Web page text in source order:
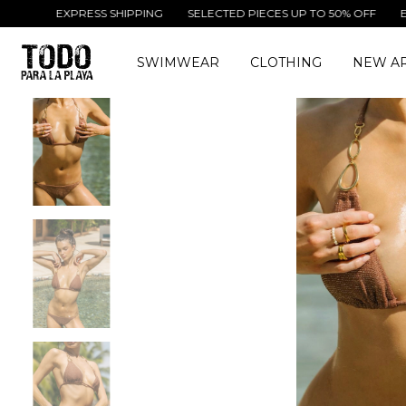
EXPRESS SHIPPING SELECTED PIECES UP TO 50% OFF EXPRESS
SWIMWEAR CLOTHING NEW